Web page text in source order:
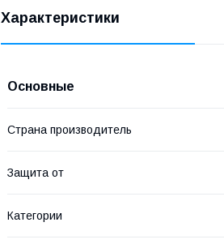
Характеристики
Основные
Страна производитель
Защита от
Категории